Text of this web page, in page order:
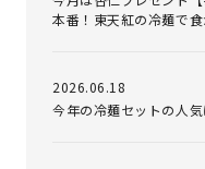
本番！東天紅の冷麺で食
2026.06.18
今年の冷麺セットの人気